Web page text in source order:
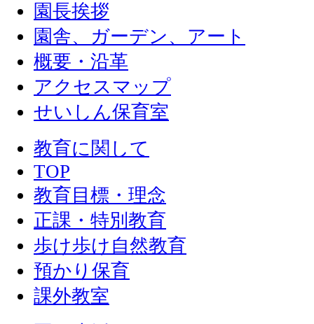
園長挨拶
園舎、ガーデン、アート
概要・沿革
アクセスマップ
せいしん保育室
教育に関して
TOP
教育目標・理念
正課・特別教育
歩け歩け自然教育
預かり保育
課外教室